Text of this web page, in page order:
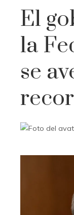
El
la
se